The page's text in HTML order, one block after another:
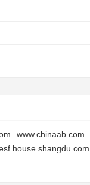
www.chinaab.com